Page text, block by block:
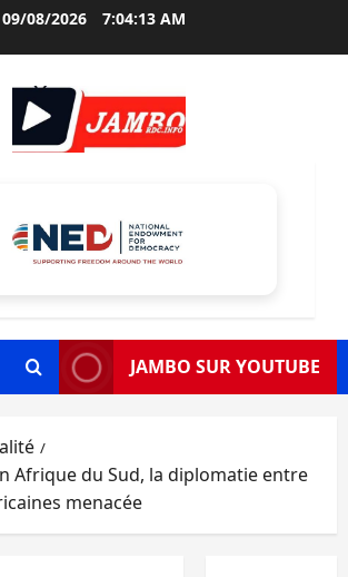
09/08/2026 7:04:14 AM
JAMBO SUR YOUTUBE
Afrique du Sud, la diplomatie entre
menacée